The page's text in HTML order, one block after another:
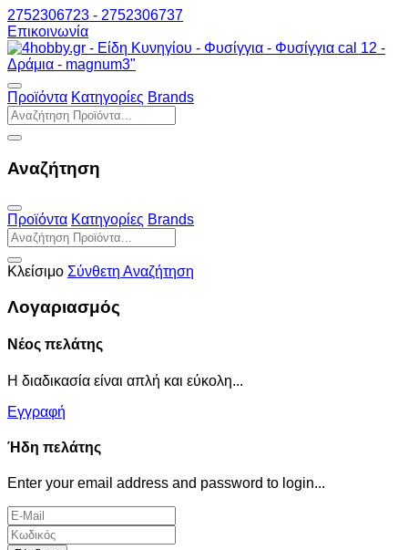
2752306723 - 2752306737
Επικοινωνία
Προϊόντα Κατηγορίες Brands
Αναζήτηση
Προϊόντα Κατηγορίες Brands
Κλείσιμο Σύνθετη Αναζήτηση
Λογαριασμός
Νέος πελάτης
Η διαδικασία είναι απλή και εύκολη...
Εγγραφή
Ήδη πελάτης
Enter your email address and password to login...